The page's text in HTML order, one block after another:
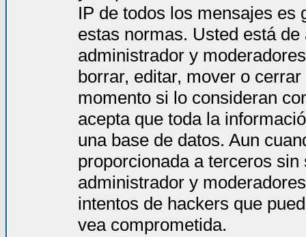
IP de todos los mensajes es
estas normas. Usted está
administrador y
borrar, editar, mover o
momento si lo consideran
acepta que toda la
una base de datos. Aun
proporcionada a terceros
administrador y
intentos de hackers que
vea comprometida.